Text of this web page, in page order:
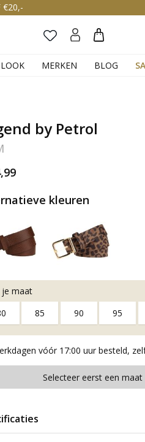
€20,-
MERKEN BLOG
by Petrol
kleuren
je maat
85 90 95
vóór 17:00 uur besteld,
Plaats in winkelmand
Selecteer eerst een maat